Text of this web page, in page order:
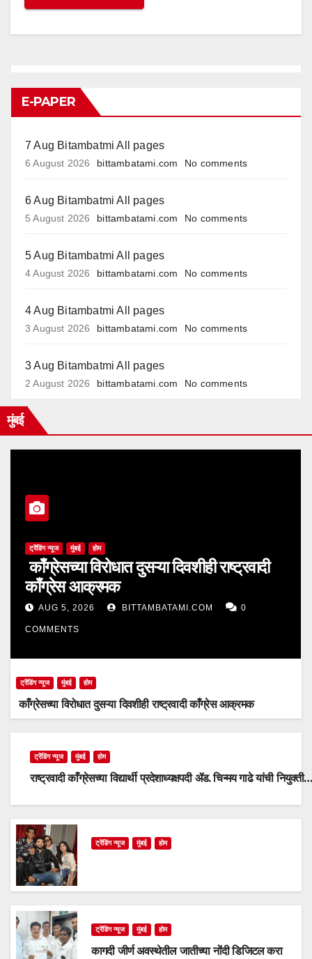
E-PAPER
7 Aug Bitambatmi All pages
6 August 2026 bittambatami.com No comments
6 Aug Bitambatmi All pages
5 August 2026 bittambatami.com No comments
5 Aug Bitambatmi All pages
4 August 2026 bittambatami.com No comments
4 Aug Bitambatmi All pages
3 August 2026 bittambatami.com No comments
3 Aug Bitambatmi All pages
2 August 2026 bittambatami.com No comments
मुंबई
ट्रेंडिंग न्यूज मुंबई होम
काँग्रेसच्या विरोधात दुसऱ्या दिवशीही राष्ट्रवादी
काँग्रेस आक्रमक
AUG 5, 2026 BITTAMBATAMI.COM 0
COMMENTS
ट्रेंडिंग न्यूज मुंबई होम
काँग्रेसच्या विरोधात दुसऱ्या दिवशीही राष्ट्रवादी काँग्रेस आक्रमक
ट्रेंडिंग न्यूज मुंबई होम
राष्ट्रवादी काँग्रेसच्या विद्यार्थी प्रदेशाध्यक्षपदी ॲड. चिन्मय गाढे यांची नियुक्ती…
ट्रेंडिंग न्यूज मुंबई होम
ट्रेंडिंग न्यूज मुंबई होम
कागदी जीर्ण अवस्थेतील जातीच्या नोंदी डिजिटल करा